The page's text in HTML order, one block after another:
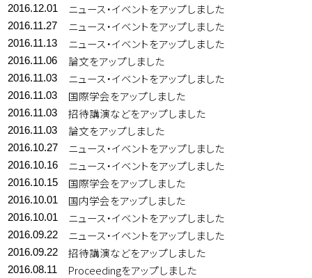
2016.12.01 ニュース・イベントをアップしました
2016.11.27 ニュース・イベントをアップしました
2016.11.13 ニュース・イベントをアップしました
2016.11.06 論文をアップしました
2016.11.03 ニュース・イベントをアップしました
2016.11.03 国際学会をアップしました
2016.11.03 招待講演などをアップしました
2016.11.03 論文をアップしました
2016.10.27 ニュース・イベントをアップしました
2016.10.16 ニュース・イベントをアップしました
2016.10.15 国際学会をアップしました
2016.10.01 国内学会をアップしました
2016.10.01 ニュース・イベントをアップしました
2016.09.22 ニュース・イベントをアップしました
2016.09.22 招待講演などをアップしました
2016.08.11 Proceedingをアップしました